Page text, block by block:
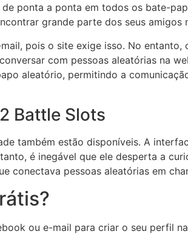
ponta a ponta em todos os bate-
grande parte dos seus amigos
pois o site exige isso. No
com pessoas aleatórias na
aleatório, permitindo a
Battle Slots
também estão disponíveis. A
é inegável que ele desperta a
conectava pessoas aleatórias em
ou e-mail para criar o seu perfil